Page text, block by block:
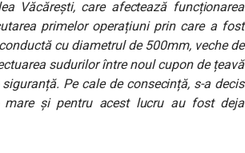
Văcărești, care afectează funcționarea
primelor operațiuni prin care a fost
cu diametrul de 500mm, veche de
sudurilor între noul cupon de țeavă
Pe cale de consecință, s-a decis
și pentru acest lucru au fost deja